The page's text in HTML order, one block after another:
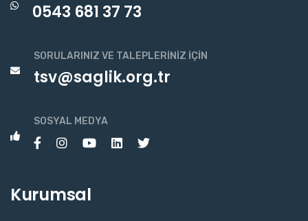
0543 681 37 73
SORULARINIZ VE TALEPLERINIZ İÇIN
tsv@saglik.org.tr
SOSYAL MEDYA
Kurumsal